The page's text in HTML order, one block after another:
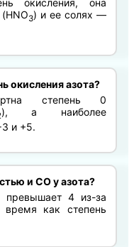
окисления, она
3) и ее солях —
окисления азота?
степень 0
), а наиболее
и +5.
и СО у азота?
превышает 4 из-за
время как степень